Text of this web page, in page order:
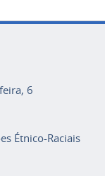
6
Étnico-Raciais